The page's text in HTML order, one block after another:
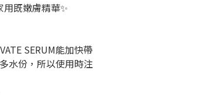
既嫩膚精華✨
SERUM能加快帶
水份，所以使用時注